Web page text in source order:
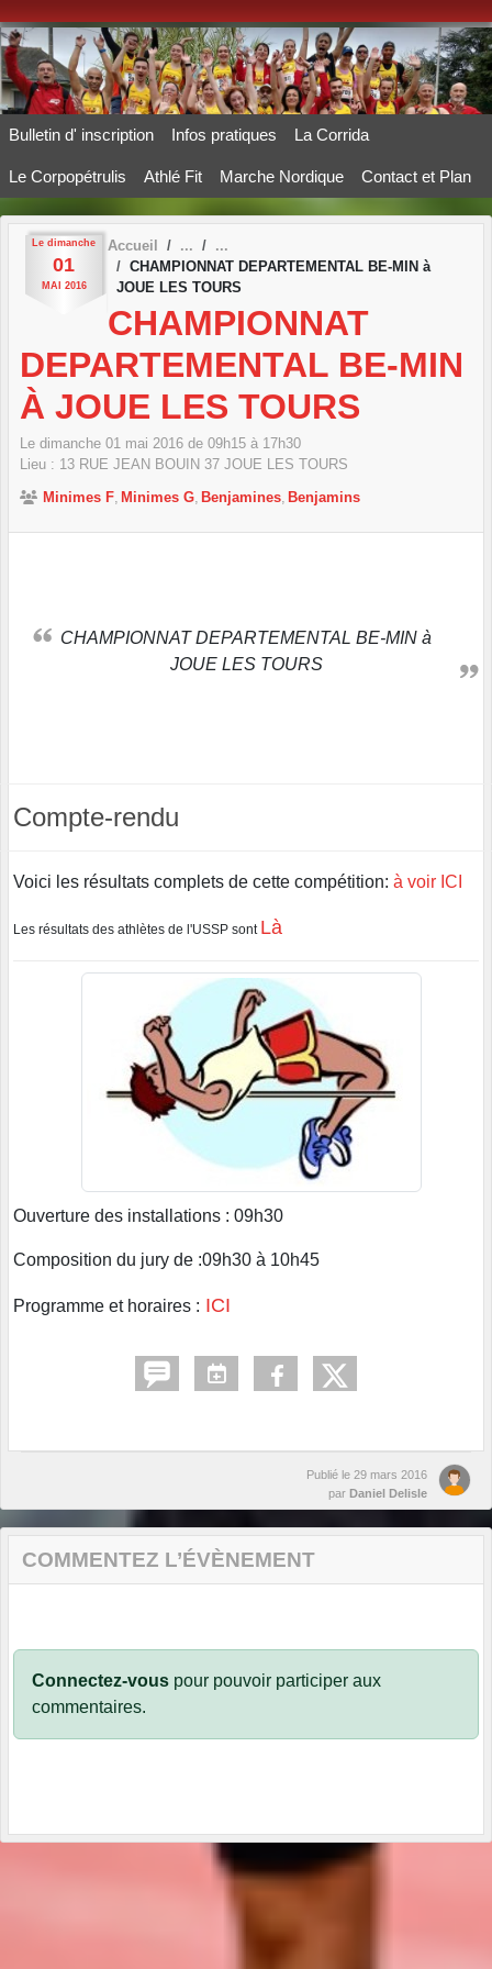
Bulletin d' inscription Infos pratiques La Corrida
Le Corpopétrulis Athlé Fit Marche Nordique Contact et Plan
Le dimanche
01
MAI 2016
Accueil
CHAMPIONNAT DEPARTEMENTAL BE-MIN à
JOUE LES TOURS
CHAMPIONNAT
DEPARTEMENTAL BE-MIN
À JOUE LES TOURS
Le dimanche 01 mai 2016 de 09h15 à 17h30
Lieu : 13 RUE JEAN BOUIN 37 JOUE LES TOURS
Minimes F Minimes G Benjamines Benjamins
CHAMPIONNAT DEPARTEMENTAL BE-MIN à
JOUE LES TOURS
Compte-rendu
Voici les résultats complets de cette compétition: à voir ICI
Les résultats des athlètes de l'USSP sont Là
Ouverture des installations : 09h30
Composition du jury de :09h30 à 10h45
Programme et horaires : ICI
Publié le 29 mars 2016
par Daniel Delisle
COMMENTEZ L’ÉVÈNEMENT
Connectez-vous pour pouvoir participer aux
commentaires.